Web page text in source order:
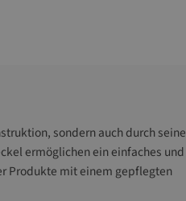
sondern auch durch seine
ermöglichen ein einfaches und
Produkte mit einem gepflegten